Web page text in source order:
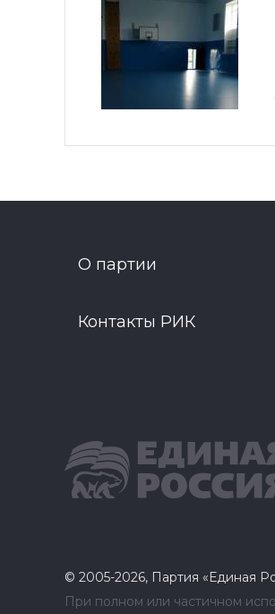
О партии
Контакты РИК
© 2005-2026, Партия «Единая
При полном или частичном